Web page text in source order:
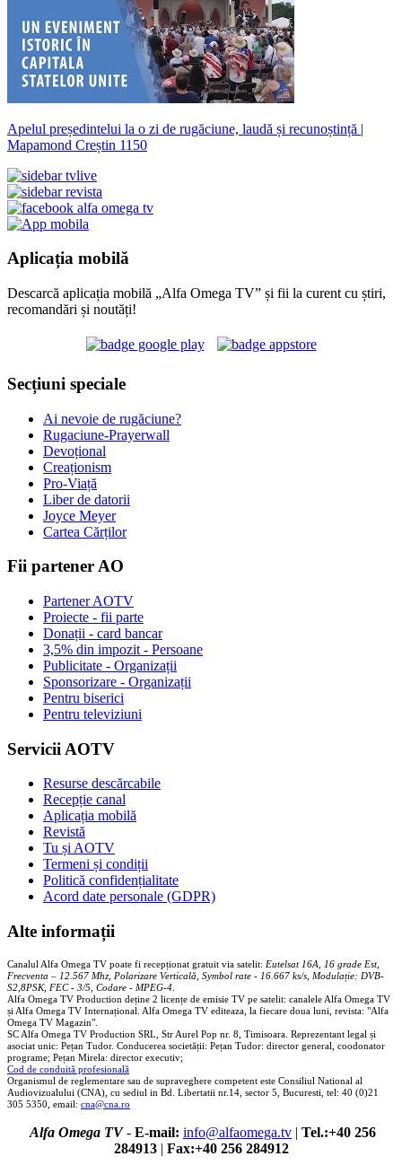
Apelul președintelui la o zi de rugăciune, laudă și recunoștință |
Mapamond Creștin 1150
Aplicația mobilă
Descarcă aplicația mobilă „Alfa Omega TV” și fii la curent cu știri,
recomandări și noutăți!
Secțiuni speciale
Ai nevoie de rugăciune?
Rugaciune-Prayerwall
Devoțional
Creaționism
Pro-Viață
Liber de datorii
Joyce Meyer
Cartea Cărților
Fii partener AO
Partener AOTV
Proiecte - fii parte
Donații - card bancar
3,5% din impozit - Persoane
Publicitate - Organizații
Sponsorizare - Organizații
Pentru biserici
Pentru televiziuni
Servicii AOTV
Resurse descărcabile
Recepție canal
Aplicația mobilă
Revistă
Tu și AOTV
Termeni și condiții
Politică confidențialitate
Acord date personale (GDPR)
Alte informații
Canalul Alfa Omega TV poate fi recepționat gratuit via satelit: Eutelsat 16A, 16 grade Est,
Frecventa – 12.567 Mhz, Polarizare Verticală, Symbol rate - 16.667 ks/s, Modulație: DVB-
S2,8PSK, FEC - 3/5, Codare - MPEG-4
Alfa Omega TV Production deține 2 licențe de emisie TV pe satelit: canalele Alfa Omega TV
și Alfa Omega TV Internațional. Alfa Omega TV editeaza, la fiecare doua luni, revista: "Alfa
Omega TV Magazin".
SC Alfa Omega TV Production SRL, Str Aurel Pop nr. 8, Timisoara. Reprezentant legal și
asociat unic: Pețan Tudor. Conducerea societății: Pețan Tudor: director general, coodonator
programe; Pețan Mirela: director executiv;
Cod de conduită profesională
Organismul de reglementare sau de supraveghere competent este Consiliul National al
Audiovizualului (CNA), cu sediul in Bd. Libertatii nr.14, sector 5, Bucuresti, tel: 40 (0)21
305 5350, email: cna@cna.ro
Alfa Omega TV- E-mail: info@alfaomega.tv | Tel.:+40 256
284913| Fax:+40 256 284912